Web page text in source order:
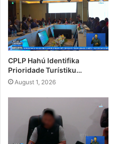
CPLP Hahú Identifika
Prioridade Turístiku…
August 1, 2026